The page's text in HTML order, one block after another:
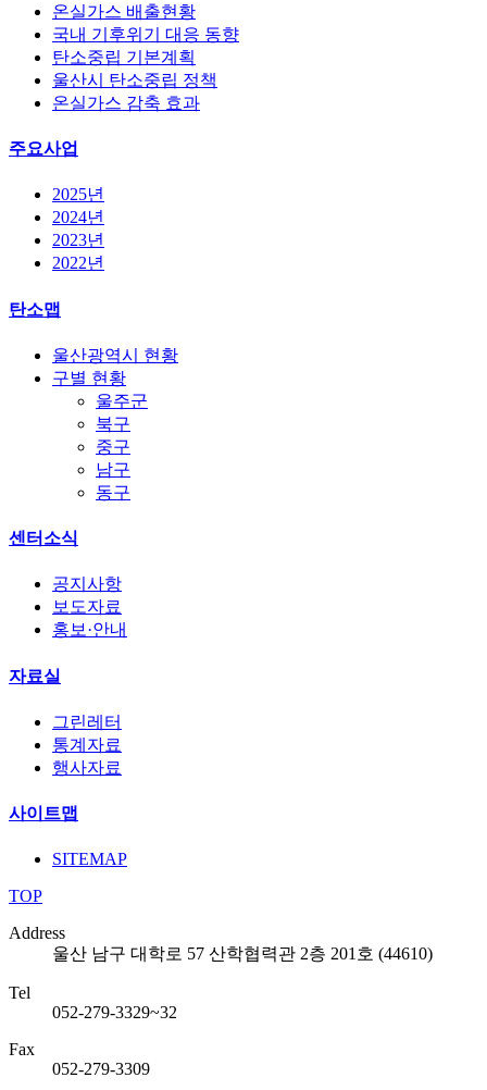
온실가스 배출현황
국내 기후위기 대응 동향
탄소중립 기본계획
울산시 탄소중립 정책
온실가스 감축 효과
주요사업
2025년
2024년
2023년
2022년
탄소맵
울산광역시 현황
구별 현황
울주군
북구
중구
남구
동구
센터소식
공지사항
보도자료
홍보·안내
자료실
그린레터
통계자료
행사자료
사이트맵
SITEMAP
TOP
Address
울산 남구 대학로 57 산학협력관 2층 201호 (44610)
Tel
052-279-3329~32
Fax
052-279-3309